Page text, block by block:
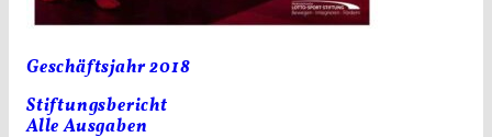
Geschäftsjahr 2018
Stiftungsbericht
Alle Ausgaben